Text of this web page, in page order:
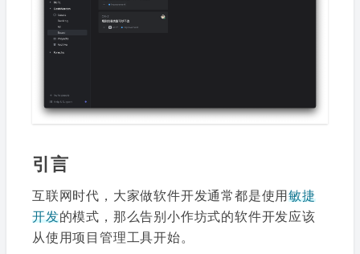
引言
互联网时代，大家做软件开发通常都是使用敏捷
开发的模式，那么告别小作坊式的软件开发应该
从使用项目管理工具开始。